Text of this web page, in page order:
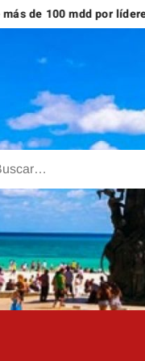
100 mdd por líderes del